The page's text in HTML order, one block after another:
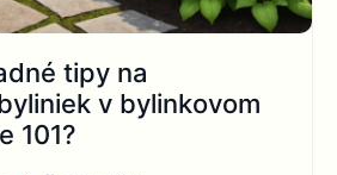
tipy na
v bylinkovom
101?